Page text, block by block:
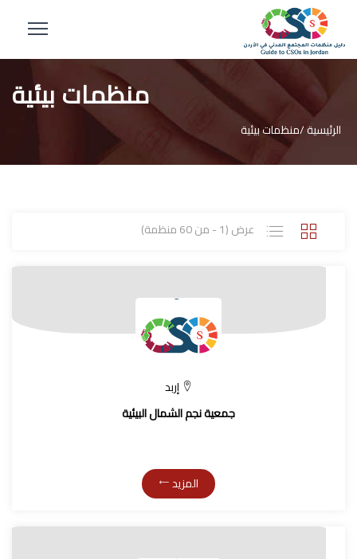
منظمات بيئية
الرئيسية /منظمات بيئية
عرض (1 - من 60 منظمة)
إربد
جمعية نجم الشمال البيئية
المزيد